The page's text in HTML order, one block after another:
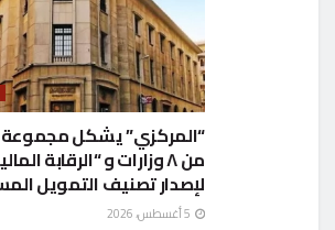
“المركزي” يشكل
من ٨ وزارات و “الرقابة
لإصدار تصنيف التمويل